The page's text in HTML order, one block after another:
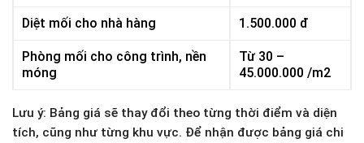
Diệt mối cho nhà hàng 1.500.000 đ
Phòng mối cho công trình, nền
móng
Từ 30 –
45.000.000 /m2
Lưu ý: Bảng giá sẽ thay đổi theo từng thời điểm và diện
tích, cũng như từng khu vực. Để nhận được bảng giá chi